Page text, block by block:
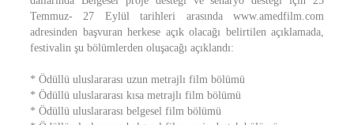
Temmuz- 27 Eylül tarihleri arasında www.amedfilm.com
adresinden başvuran herkese açık olacağı belirtilen açıklamada,
festivalin şu bölümlerden oluşacağı açıklandı:
* Ödüllü uluslararası uzun metrajlı film bölümü
* Ödüllü uluslararası kısa metrajlı film bölümü
* Ödüllü uluslararası belgesel film bölümü